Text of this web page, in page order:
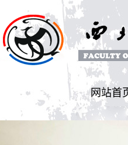
网站首